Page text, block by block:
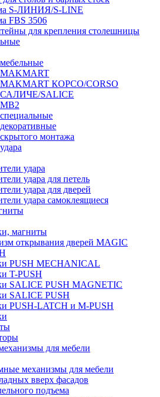
S-ЛИНИЯ/S-LINE
FBS 3506
для крепления столешницы
КОРСО/CORSO
САЛИЧЕ/SALICE
монтажа
удара
удара для петель
удара для дверей
удара самоклеящиеся
магниты
открывания дверей MAGIC
PUSH MECHANICAL
T-PUSH
SALICE PUSH MAGNETIC
SALICE PUSH
PUSH-LATCH и M-PUSH
для мебели
механизмы для мебели
вверх фасадов
подъема